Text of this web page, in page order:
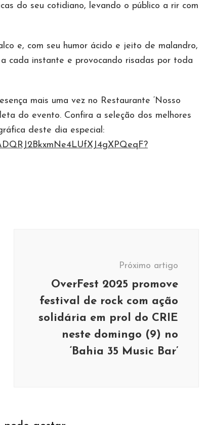
do seu cotidiano, levando o público a rir com
e, com seu humor ácido e jeito de malandro,
cada instante e provocando risadas por toda
mais uma vez no Restaurante ‘Nosso
do evento. Confira a seleção dos melhores
deste dia especial:
Próximo artigo
OverFest 2025 promove
festival de rock com ação
solidária em prol do CRIE
neste domingo (9) no
‘Bahia 35 Music Bar’